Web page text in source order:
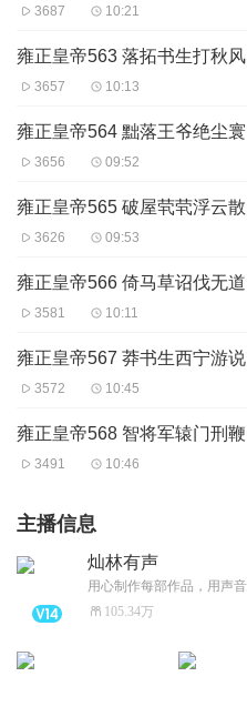
3687 10:21
雍正皇帝563 落拓书生打秋风
3657 10:13
雍正皇帝564 黜落王爷绝尘寰
3656 09:52
雍正皇帝565 破屋茕茕浮云散
3626 09:53
雍正皇帝566 倚马草诏伐无道
3581 10:11
雍正皇帝567 莽书生西宁游说
3572 10:45
雍正皇帝568 智将军辕门刑鞭
3491 10:46
主播信息
灿林有声
105.34万